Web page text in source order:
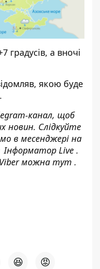
градусів, а вночі
якою буде
.
канал, щоб
новин. Слідкуйте
в месенджері на
Інформатор Live .
можна тут .
😆 😡